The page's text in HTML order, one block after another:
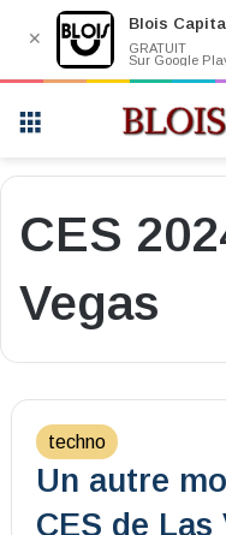
CES
Vegas
techno
Un autre
CES de Las
✕
Blois
GRATUIT
Sur Google